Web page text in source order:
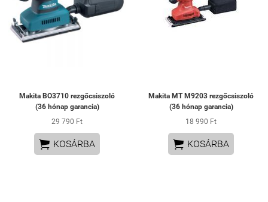
Makita BO3710 rezgőcsiszoló
(36 hónap garancia)
29 790 Ft
 KOSÁRBA
Makita MT M9203 rezgőcsiszoló
(36 hónap garancia)
18 990 Ft
 KOSÁRBA